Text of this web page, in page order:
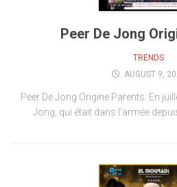
Peer De Jong
TRENDS
AUGUST 9,
Peer De Jong Origine Parents: En
Jong, qui était dans l’armée